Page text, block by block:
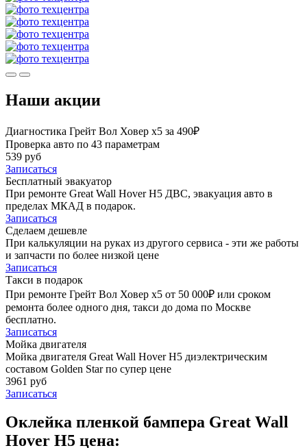
Наши акции
Диагностика Грейт Вол Ховер х5 за 490₽
Проверка авто по 43 параметрам
539 руб
Записаться
Бесплатный эвакуатор
При ремонте Great Wall Hover H5 ДВС, эвакуация авто в
пределах МКАД в подарок.
Записаться
Сделаем дешевле
При калькуляции на руках из другого сервиса - эти же работы
и запчасти по более низкой цене
Записаться
Такси в подарок
При ремонте Грейт Вол Ховер х5 от 50 000₽ или сроком
ремонта более одного дня, такси до дома по Москве
бесплатно.
Записаться
Мойка двигателя
Мойка двигателя Great Wall Hover H5 диэлектрическим
составом Golden Star по супер цене
3961 руб
Записаться
Оклейка пленкой бампера Great Wall
Hover H5 цена: